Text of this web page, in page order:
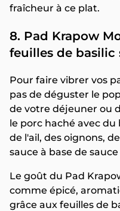
fraîcheur à ce plat.
8. Pad Krapow
feuilles de basilic
Pour faire vibrer vos
pas de déguster le
de votre déjeuner ou
le porc haché avec du
de l'ail, des oignons,
sauce à base de
Le goût du Pad
comme épicé,
grâce aux feuilles de